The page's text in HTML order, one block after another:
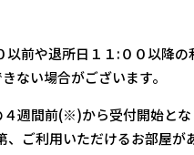
前や退所日１１:００以降
ない場合がございます。
週間前(※)から受付開始とな
ご利用いただけるお部屋